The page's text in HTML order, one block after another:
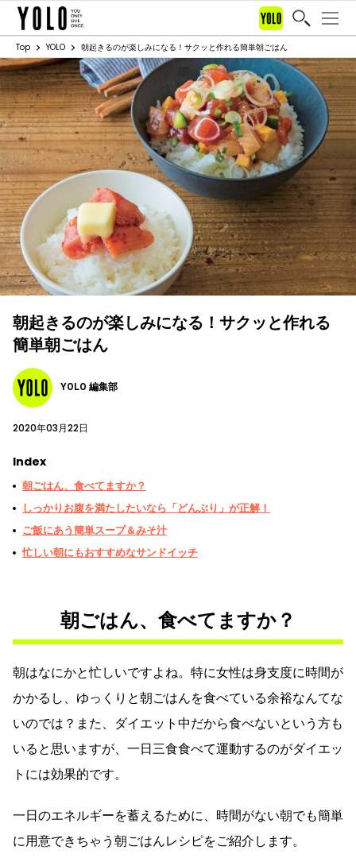
Top YOLO 朝起きるのが楽しみになる！サクッと作れる簡単朝ごはん
朝起きるのが楽しみになる！サクッと作れる
簡単朝ごはん
YOLO 編集部
2020年03月22日
Index
朝ごはん、食べてますか？
しっかりお腹を満たしたいなら「どんぶり」が正解！
ご飯にあう簡単スープ＆みそ汁
忙しい朝にもおすすめなサンドイッチ
朝ごはん、食べてますか？
朝はなにかと忙しいですよね。特に女性は身支度に時間が
かかるし、ゆっくりと朝ごはんを食べている余裕なんてな
いのでは？また、ダイエット中だから食べないという方も
いると思いますが、一日三食食べて運動するのがダイエッ
トには効果的です。
一日のエネルギーを蓄えるために、時間がない朝でも簡単
に用意できちゃう朝ごはんレシピをご紹介します。